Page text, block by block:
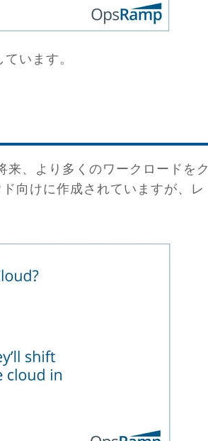
います。
、より多くのワークロードをク
向けに作成されていますが、レ